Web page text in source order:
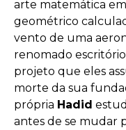
arte matemática
geométrico
vento de uma
renomado escritório
projeto que eles
morte da sua
própria Hadid
antes de se mudar